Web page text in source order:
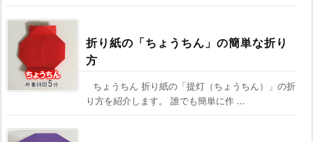
折り紙の「ちょうちん」の簡単な折り
方
ちょうちん 折り紙の「提灯（ちょうちん）」の折
り方を紹介します。 誰でも簡単に作 ...